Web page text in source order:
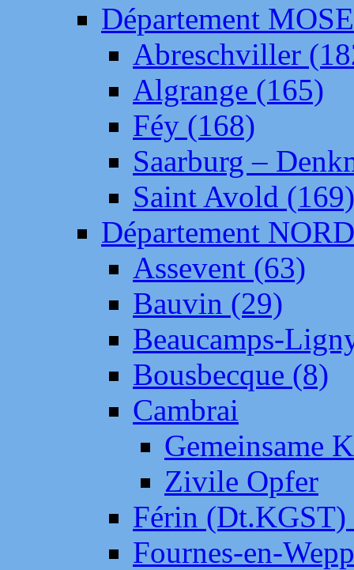
Département
Abreschviller
Algrange (165)
Féy (168)
Saarburg –
Saint Avold (169)
Département NORD
Assevent (63)
Bauvin (29)
Beaucamps-
Bousbecque (8)
Cambrai
Gemeinsame
Zivile Opfer
Férin (Dt.KGST)
Fournes-en-